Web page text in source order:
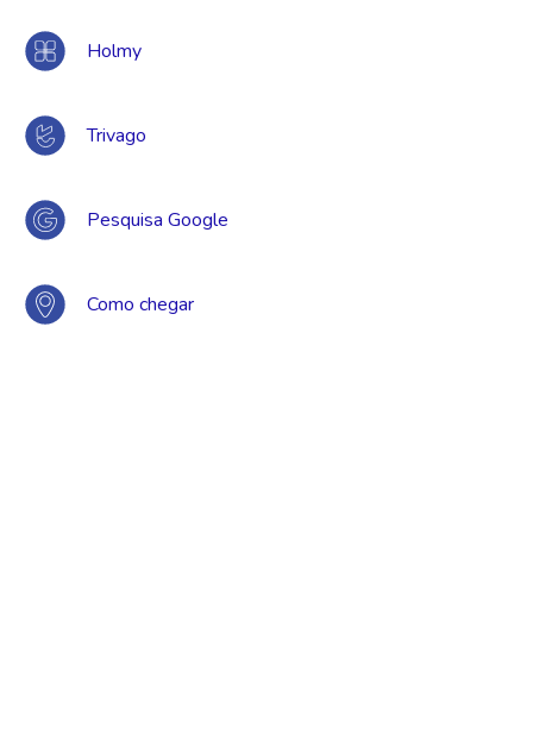
Holmy
Trivago
Pesquisa Google
Como chegar